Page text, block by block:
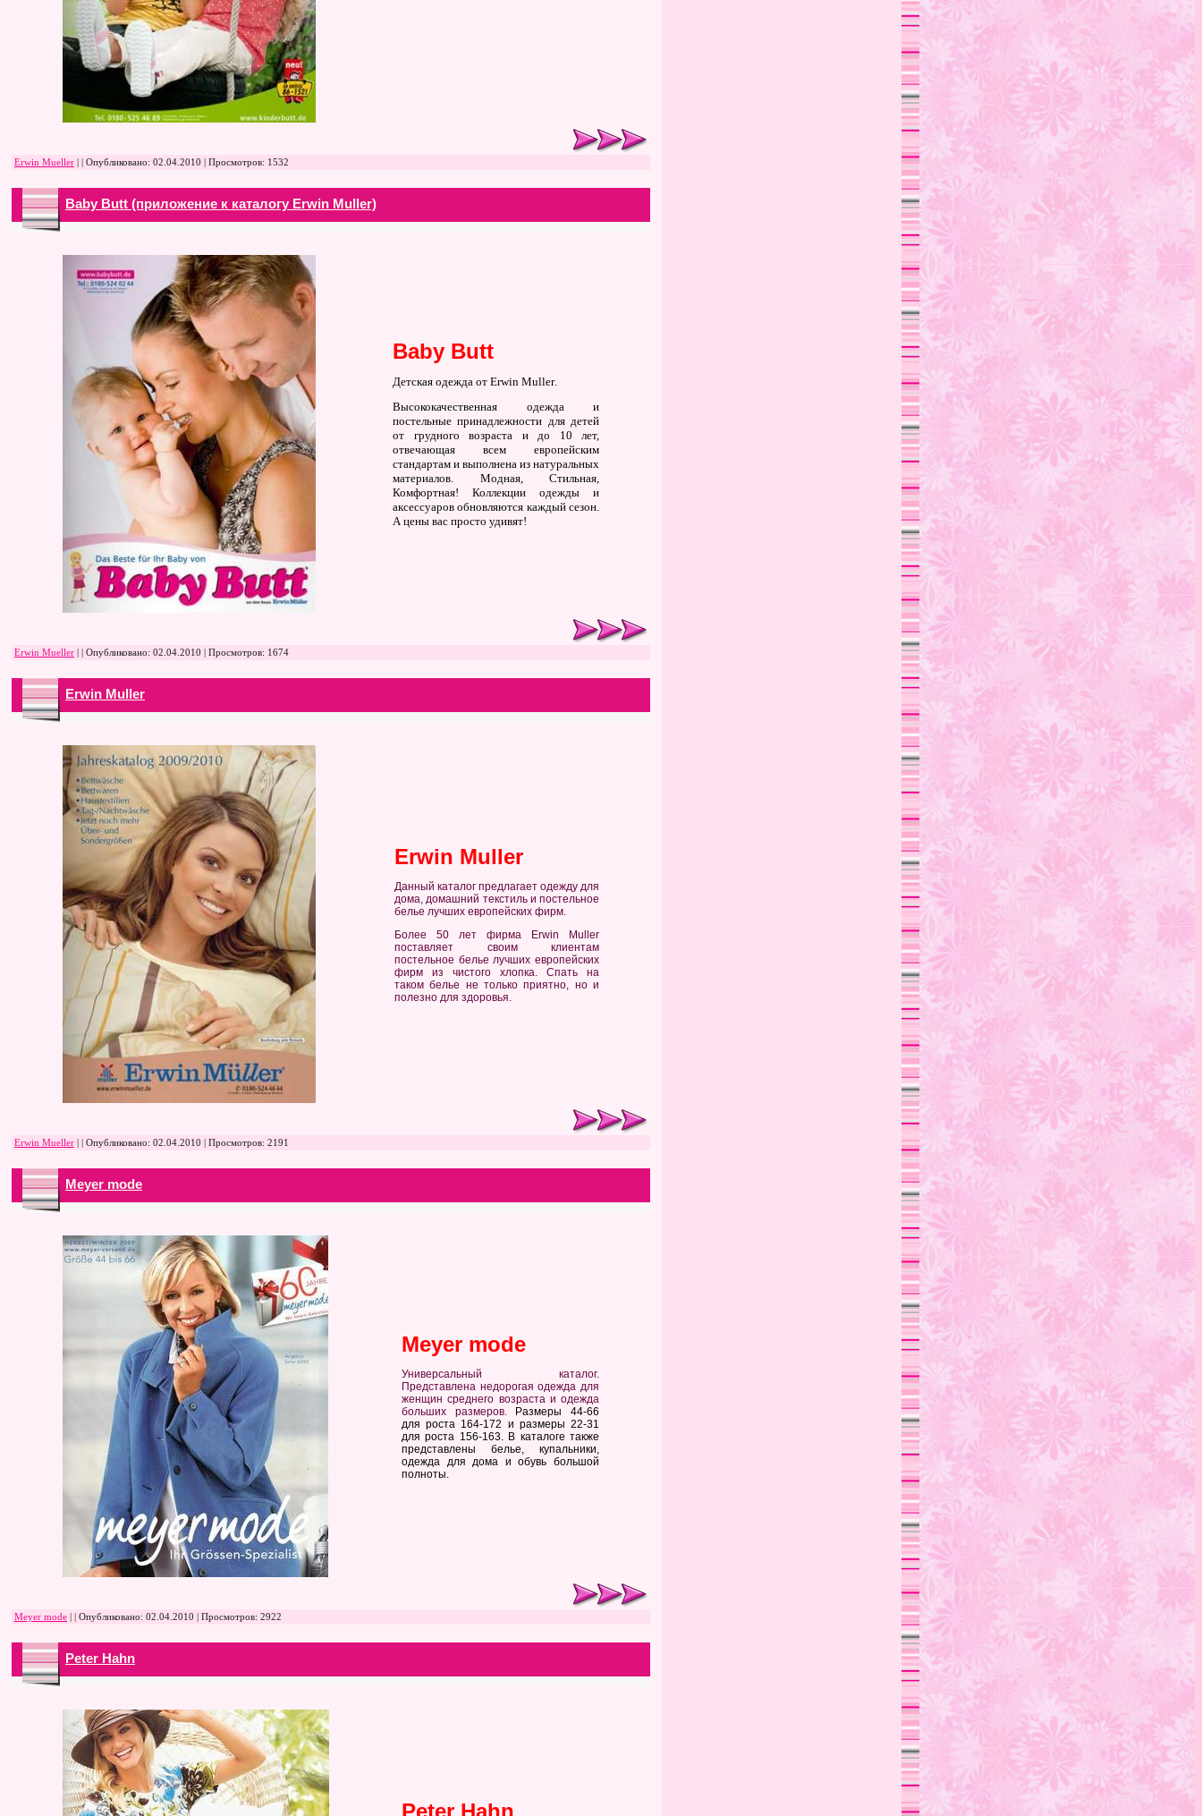
Erwin Mueller | | Опубликовано: 02.04.2010 | Просмотров: 1532
Baby Butt (приложение к каталогу Erwin Muller)
Baby Butt
Детская одежда от Erwin Muller.
Высококачественная одежда и
постельные принадлежности для детей
от грудного возраста и до 10 лет,
отвечающая всем европейским
стандартам и выполнена из натуральных
материалов. Модная, Стильная,
Комфортная! Коллекции одежды и
аксессуаров обновляются каждый сезон.
А цены вас просто удивят!
Erwin Mueller | | Опубликовано: 02.04.2010 | Просмотров: 1674
Erwin Muller
Erwin Muller
Данный каталог предлагает одежду для
дома, домашний текстиль и постельное
белье лучших европейских фирм.
Более 50 лет фирма Erwin Muller
поставляет своим клиентам
постельное белье лучших европейских
фирм из чистого хлопка. Спать на
таком белье не только приятно, но и
полезно для здоровья.
Erwin Mueller | | Опубликовано: 02.04.2010 | Просмотров: 2191
Meyer mode
Meyer mode
Универсальный каталог.
Представлена недорогая одежда для
женщин среднего возраста и одежда
больших размеров. Размеры 44-66
для роста 164-172 и размеры 22-31
для роста 156-163. В каталоге также
представлены белье, купальники,
одежда для дома и обувь большой
полноты.
Meyer mode | | Опубликовано: 02.04.2010 | Просмотров: 2922
Peter Hahn
Peter Hahn